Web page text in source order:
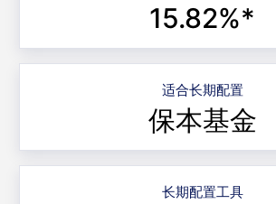
15.82%*
适合长期配置
保本基金
长期配置工具